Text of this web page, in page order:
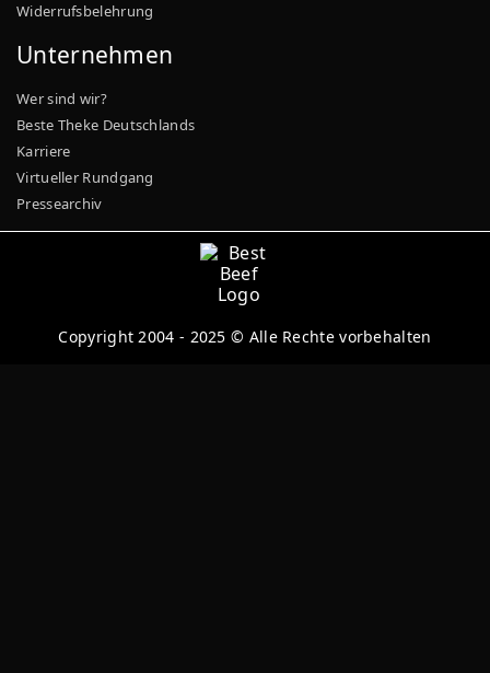
Widerrufsbelehrung
Unternehmen
Wer sind wir?
Beste Theke Deutschlands
Karriere
Virtueller Rundgang
Pressearchiv
Copyright 2004 - 2025 © Alle Rechte vorbehalten